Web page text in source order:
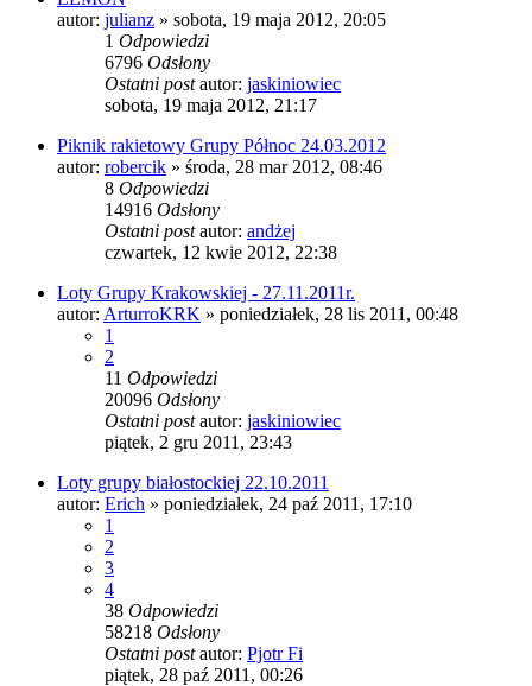
autor: julianz » sobota, 19 maja 2012, 20:05
1 Odpowiedzi
6796 Odsłony
Ostatni postautor: jaskiniowiec
sobota, 19 maja 2012, 21:17
Piknik rakietowy Grupy Północ 24.03.2012
autor: robercik » środa, 28 mar 2012, 08:46
8 Odpowiedzi
14916 Odsłony
Ostatni postautor: andżej
czwartek, 12 kwie 2012, 22:38
Loty Grupy Krakowskiej - 27.11.2011r.
autor: ArturroKRK » poniedziałek, 28 lis 2011, 00:48
1
2
11 Odpowiedzi
20096 Odsłony
Ostatni postautor: jaskiniowiec
piątek, 2 gru 2011, 23:43
Loty grupy białostockiej 22.10.2011
autor: Erich » poniedziałek, 24 paź 2011, 17:10
1
2
3
4
38 Odpowiedzi
58218 Odsłony
Ostatni postautor: Pjotr Fi
piątek, 28 paź 2011, 00:26